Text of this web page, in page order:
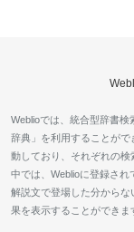
Weblioでは、統合型辞書
辞典」を利用することが
動しており、それぞれの
中では、Weblioに登録され
解説文で登場した分から
果を表示することができま